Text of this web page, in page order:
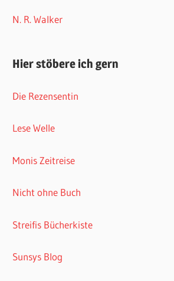
N. R. Walker
Hier stöbere ich gern
Die Rezensentin
Lese Welle
Monis Zeitreise
Nicht ohne Buch
Streifis Bücherkiste
Sunsys Blog